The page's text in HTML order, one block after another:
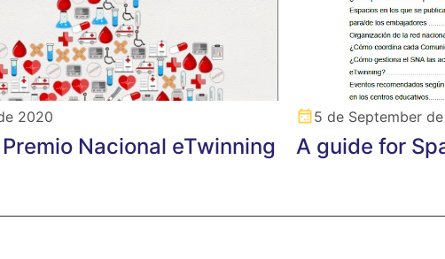
2020
Nacional eTwinning
5 de September
A guide for